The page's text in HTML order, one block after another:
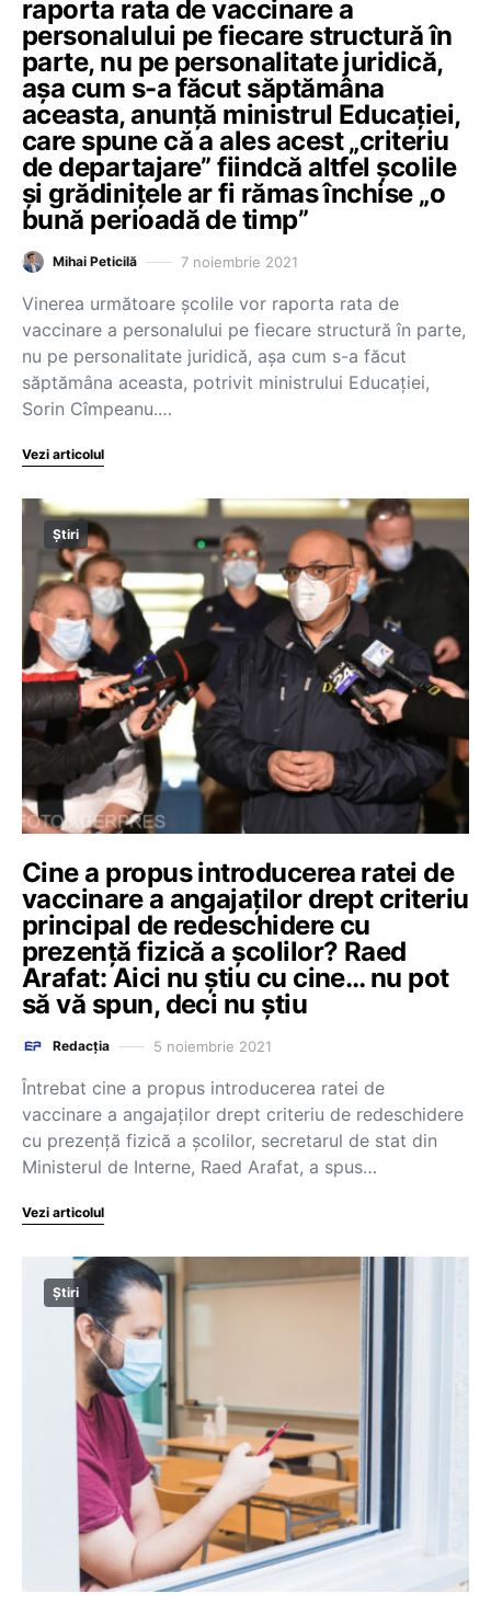
raporta rata de vaccinare a
personalului pe fiecare structură în
parte, nu pe personalitate juridică,
așa cum s-a făcut săptămâna
aceasta, anunță ministrul Educației,
care spune că a ales acest „criteriu
de departajare” fiindcă altfel școlile
și grădinițele ar fi rămas închise „o
bună perioadă de timp”
Mihai Peticilă 7 noiembrie 2021
Vinerea următoare școlile vor raporta rata de
vaccinare a personalului pe fiecare structură în parte,
nu pe personalitate juridică, așa cum s-a făcut
săptămâna aceasta, potrivit ministrului Educației,
Sorin Cîmpeanu.…
Vezi articolul
Știri
Cine a propus introducerea ratei de
vaccinare a angajaților drept criteriu
principal de redeschidere cu
prezență fizică a școlilor? Raed
Arafat: Aici nu știu cu cine… nu pot
să vă spun, deci nu știu
Redacția 5 noiembrie 2021
Întrebat cine a propus introducerea ratei de
vaccinare a angajaților drept criteriu de redeschidere
cu prezență fizică a școlilor, secretarul de stat din
Ministerul de Interne, Raed Arafat, a spus…
Vezi articolul
Știri